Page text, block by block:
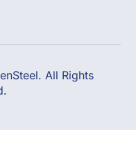
All Rights